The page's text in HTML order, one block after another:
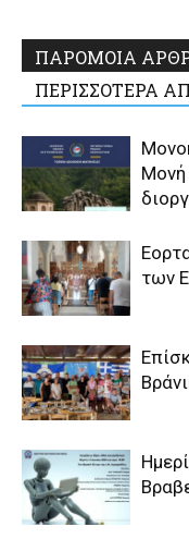
ΠΑΡΟΜΟΙΑ
ΠΕΡΙΣΣΟΤΕΡΑ
Μονή
των